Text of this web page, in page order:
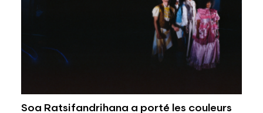
Soa Ratsifandrihana a porté les couleurs